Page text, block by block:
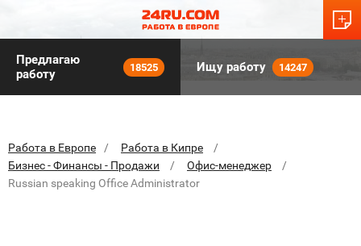
Предлагаю
работу
18525 Ищу работу 14247
Работа в Европе
Работа в Кипре
Бизнес - Финансы - Продажи
Офис-менеджер
Russian speaking Office Administrator